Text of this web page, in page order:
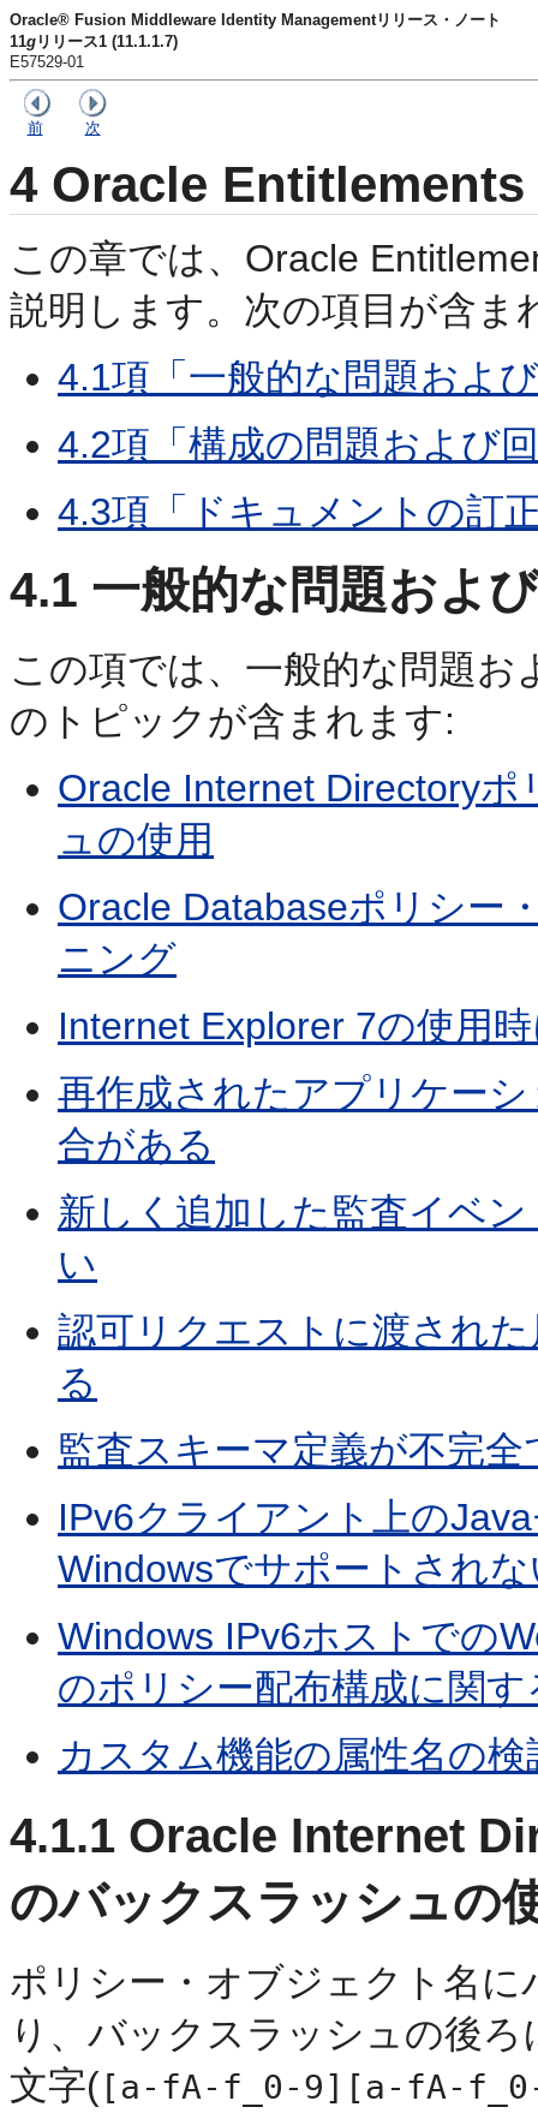
Oracle® Fusion Middleware Identity Managementリリース・ノート
11g リリース1 (11.1.1.7)
E57529-01
前 次
4Oracle Entitlements
この章では、Oracle
説明します。次の項目が含ま
4.1項「一般的な問題およ
4.2項「構成の問題および
4.3項「ドキュメントの訂
4.1 一般的な問題およ
この項では、一般的な問題
のトピックが含まれます:
Oracle Internet Directory
ュの使用
Oracle Databaseポリシー
ニング
Internet Explorer 7の使用
再作成されたアプリケー
合がある
新しく追加した監査イベ
い
認可リクエストに渡され
る
監査スキーマ定義が不完全
IPv6クライアント上の
Windowsでサポートされ
Windows IPv6ホストでの
のポリシー配布構成に関す
カスタム機能の属性名の検
4.1.1 Oracle Internet
のバックスラッシュの
ポリシー・オブジェクト名
り、バックスラッシュの後ろ
文字([a-fA-f_0-9][a-fA-